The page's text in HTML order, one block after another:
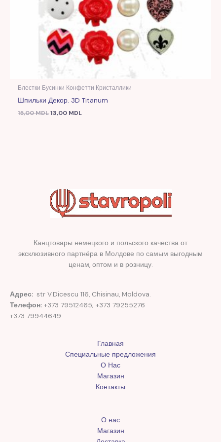
Блестки Бусинки Конфетти Кристаллики
Шпильки Декор. 3D Titanum
15,00MDL13,00 MDL
Канцтовары немецкого и польского качества от
эксклюзивного партнёра в Молдове по самым выгодным
ценам, оптом и в розницу.
Адрес: str V.Dicescu 116, Chisinau, Moldova.
Телефон: +373 79512465; +373 79255276
+373 79944649
Главная
Специальные предложения
О Нас
Магазин
Контакты
О нас
Магазин